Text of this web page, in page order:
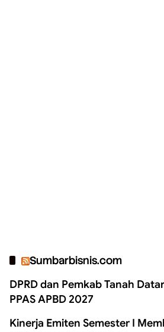
Sumbarbisnis.com
DPRD dan Pemkab Tanah
PPAS APBD 2027
Kinerja Emiten Semester I